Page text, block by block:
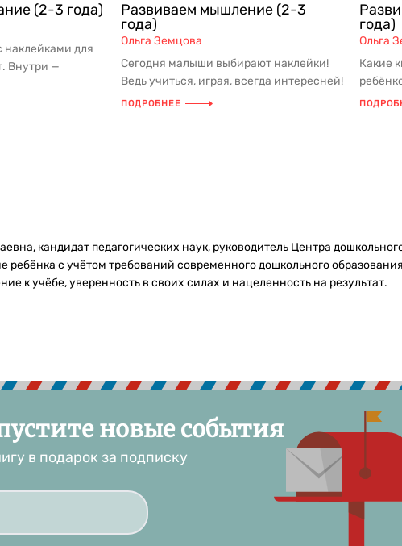
(2-3 года)
наклейками для
Внутри —
нак...
Развиваем мышление (2-3
года)
Ольга Земцова
Сегодня малыши выбирают наклейки!
Ведь учиться, играя, всегда интересней!
Книжки с наклейками дают в...
ПОДРОБНЕЕ
года)
Ольга
Какие
кандидат педагогических наук, руководитель Центра
ребёнка с учётом требований современного дошкольного
к учёбе, уверенность в своих силах и нацеленность на результат.
новые события
в подарок за подписку